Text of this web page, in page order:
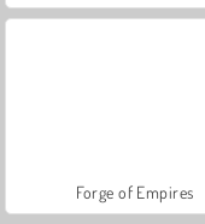
Forge of Empires